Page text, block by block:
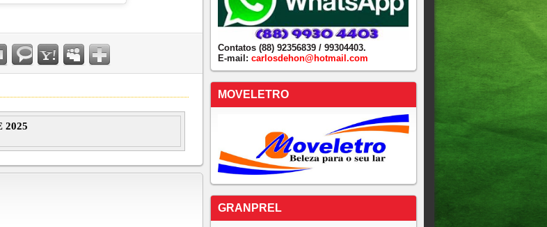
2025
Contatos (88) 92356839 / 99304403.
E-mail: carlosdehon@hotmail.com
MOVELETRO
GRANPREL